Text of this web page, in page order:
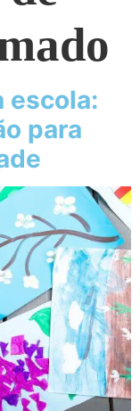
escola:
para